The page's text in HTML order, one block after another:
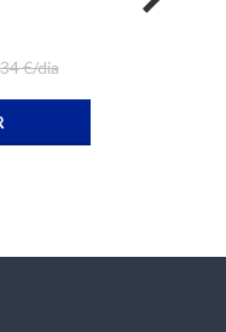
€/dia